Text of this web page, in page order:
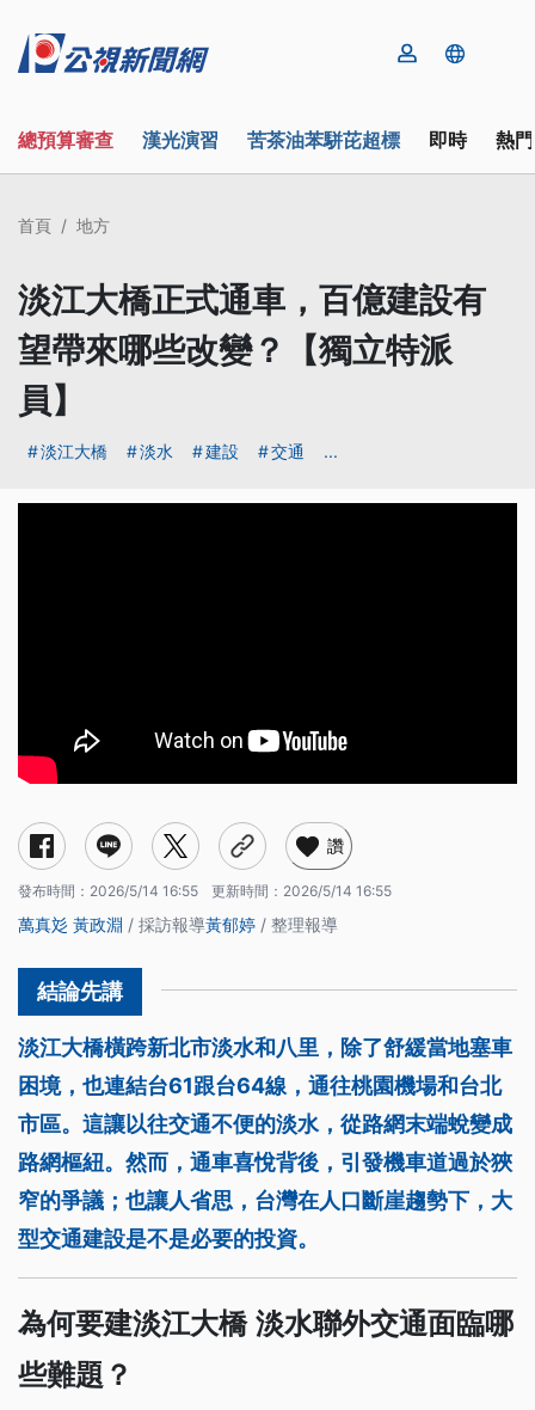
總預算審查 漢光演習 苦茶油苯駢芘超標 即時 熱
首頁 地方
淡江大橋正式通車，百億建設有
望帶來哪些改變？【獨立特派
員】
淡江大橋 淡水 建設 交通 ...
讚
發布時間： 2026/5/14 16:55 更新時間： 2026/5/14 16:55
萬真彣 黃政淵 / 採訪報導黃郁婷 / 整理報導
淡江大橋橫跨新北市淡水和八里，除了舒緩當地塞車
困境，也連結台61跟台64線，通往桃園機場和台北
市區。這讓以往交通不便的淡水，從路網末端蛻變成
路網樞紐。然而，通車喜悅背後，引發機車道過於狹
窄的爭議；也讓人省思，台灣在人口斷崖趨勢下，大
型交通建設是不是必要的投資。
為何要建淡江大橋 淡水聯外交通面臨哪
些難題？